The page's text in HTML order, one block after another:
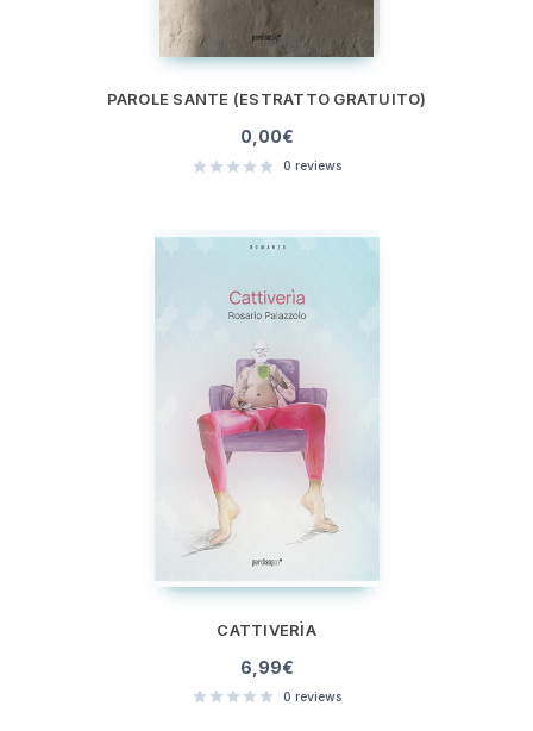
PAROLE SANTE (ESTRATTO GRATUITO)
0,00€
0 reviews
CATTIVERÌA
6,99€
0 reviews